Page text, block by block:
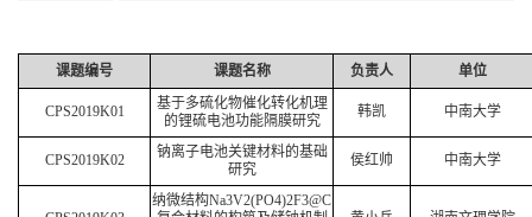
课题编号 课题名称 负责人 单位
CPS2019K01
基于多硫化物催化转化机理
的锂硫电池功能隔膜研究
韩凯 中南大学
CPS2019K02
钠离子电池关键材料的基础
研究
侯红帅 中南大学
纳微结构Na3V2(PO4)2F3@C